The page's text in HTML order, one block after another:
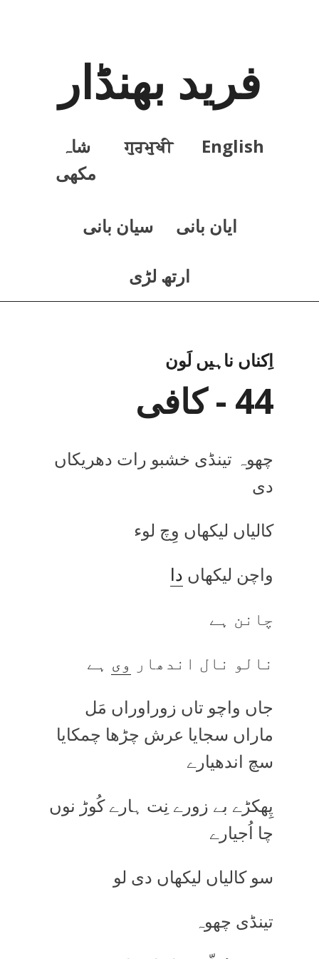
فرید بھنڈار
English
ਗੁਰਮੁਖੀ
شاہ
مکھی
ايان بانی سيان بانی
ارتھ لڑی
اِکناں ناہیں لَون
44 - کافی
چھوہ تینڈی خشبو رات دھریکاں
دی
کالیاں لیکھاں وِچ لوء
واچن لیکھاں دا
چانن ہے
نالو نال اندھار وی ہے
جاں واچو تاں زوراوراں مَل
ماراں سجایا عرش چڑھا چمکایا
سچ اندھیارے
پِھکڑے بے زورے نِت ہارے کُوڑ نوں
چا اُجیارے
سو کالیاں لیکھاں دی لو
تینڈی چھوہ